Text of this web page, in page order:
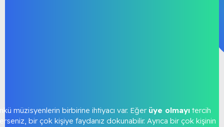
müzisyenlerin birbirine ihtiyacı var. Eğer üye olmayı tercih
bir çok kişiye faydanız dokunabilir. Ayrıca bir çok kişinin